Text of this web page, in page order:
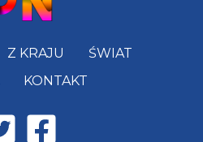
Z KRAJU
ŚWIAT
KONTAKT